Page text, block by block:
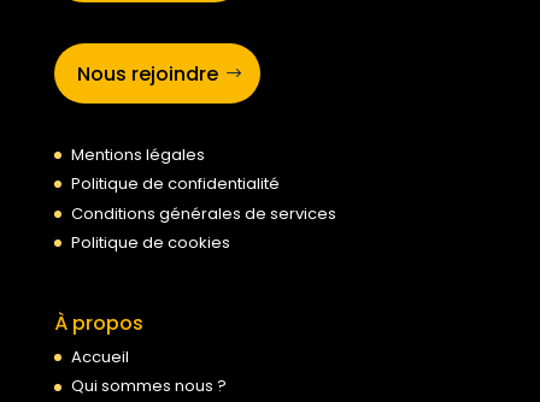
Nous rejoindre
Mentions légales
Politique de confidentialité
Conditions générales de services
Politique de cookies
À propos
Accueil
Qui sommes nous ?